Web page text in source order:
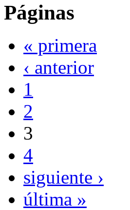
Páginas
« primera
‹ anterior
1
2
3
4
siguiente ›
última »